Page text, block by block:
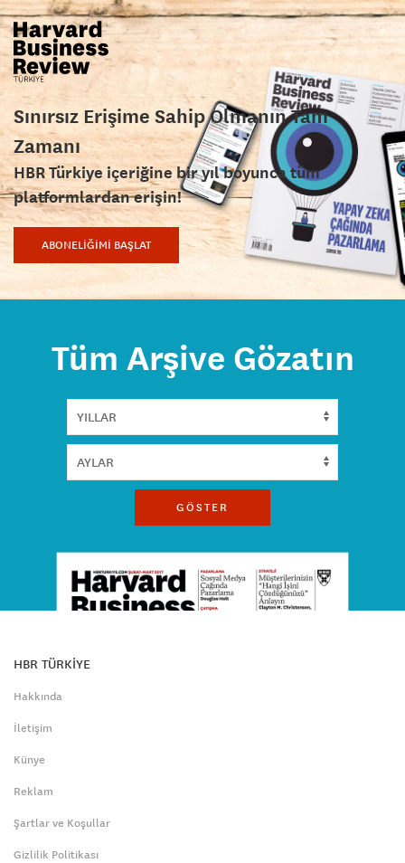
Sınırsız Erişime Sahip Olmanın Tam
Zamanı
HBR Türkiye içeriğine bir yıl boyunca tüm
platformlardan erişin!
ABONELİĞİMİ BAŞLAT
Tüm Arşive Gözatın
GÖSTER
HBR TÜRKİYE
Hakkında
İletişim
Künye
Reklam
Şartlar ve Koşullar
Gizlilik Politikası